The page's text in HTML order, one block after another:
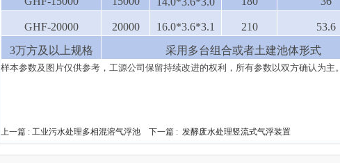
GHF-20000 20000 16.0*3.6*3.1 210
53.6
3万方及以上规格
采用多台组合或者土建池体形式
样本参数及图片仅供参考，工源公司保留持续改进的权利，所有参数以双方确认为主。
上一篇 : 工业污水处理多相混溶气浮池 下一篇 : 发酵废水处理竖流式气浮装置